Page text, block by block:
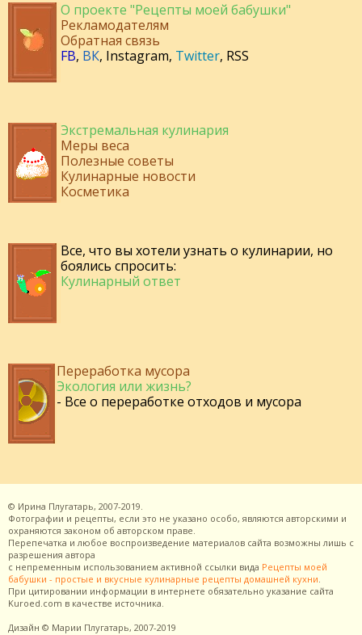
О проекте "Рецепты моей бабушки"
Рекламодателям
Обратная связь
FB, ВК, Instagram, Twitter, RSS
Экстремальная кулинария
Меры веса
Полезные советы
Кулинарные новости
Косметика
Все, что вы хотели узнать о кулинарии, но
боялись спросить:
Кулинарный ответ
Переработка мусора
Экология или жизнь?
- Все о переработке отходов и мусора
© Ирина Плугатарь, 2007-2019.
Фотографии и рецепты, если это не указано особо, являются авторскими и
охраняются законом об авторском праве.
Перепечатка и любое воспроизведение материалов сайта возможны лишь с
разрешения автора
с непременным использованием активной ссылки вида Рецепты моей
бабушки - простые и вкусные кулинарные рецепты домашней кухни.
При цитировании информации в интернете обязательно указание сайта
Kuroed.com в качестве источника.
Дизайн © Марии Плугатарь, 2007-2019